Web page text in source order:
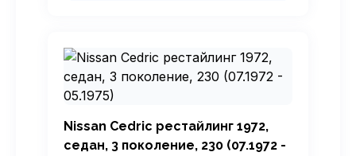
Nissan Cedric рестайлинг 1972,
седан, 3 поколение, 230 (07.1972 -